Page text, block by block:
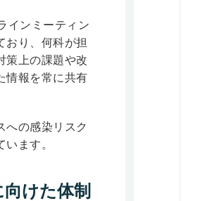
インミーティン
おり、何科が担
策上の課題や改
情報を常に共有
への感染リスク
ます。
けた体制